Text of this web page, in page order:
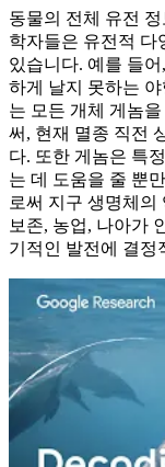
Commons)
Society)
습니다. (출
처:
inaturalist.org
via
Wikimedia
Commons)
에 직면해
있습니다.
(출처:
Shadow
Ayush via
Wikimedia
Commons)
다양성을 확
보하려면 협
력적인 교차
교배가 필수
적입니다.
(출처:
Wildlife
Conservation
Society)
개체 수가
수백 마리로
급감했습니
다. 집중적
인 보존 노
력으로 회복
중이지만,
근친교배와
멸종을 막기
위해 지속적
인 개입이
필요합니다.
(출처:
Wildlife
Society)
체 수가 크
게 감소한
심각한 위기
종입니다.
긴급한 보존
조치가 없다
면 멸종될
위험이 큽니
다. (출처:
Wildlife
Conservation
Society)
동물의 전체 유전
학자들은 유전적 다
있습니다. 예를 들
하게 날지 못하는
는 모든 개체 게놈
써, 현재 멸종 직전
다. 또한 게놈은 특
는 데 도움을 줄 뿐
로써 지구 생명체의
보존, 농업, 나아가
기적인 발전에 결정